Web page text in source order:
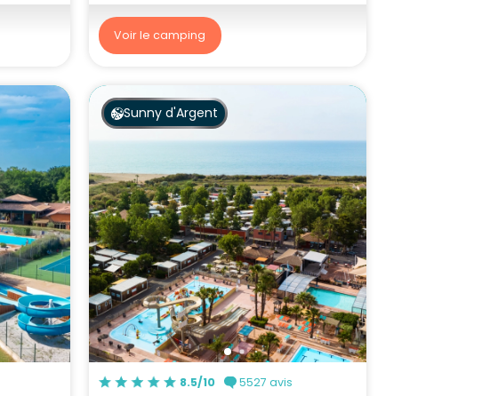
Voir le camping
Sunny d'Argent
8.5/10 5527 avis